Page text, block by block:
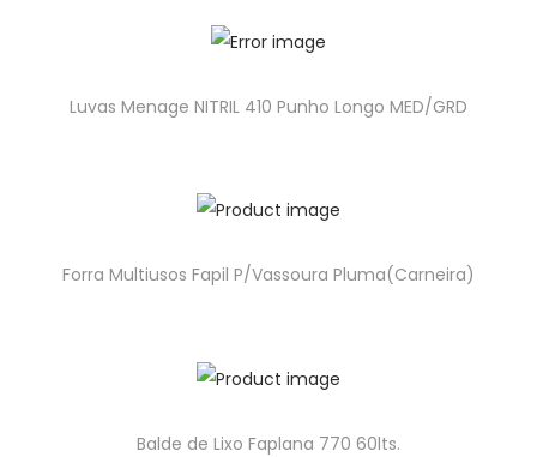
Luvas Menage NITRIL 410 Punho Longo MED/GRD
Forra Multiusos Fapil P/Vassoura Pluma(Carneira)
Balde de Lixo Faplana 770 60lts.